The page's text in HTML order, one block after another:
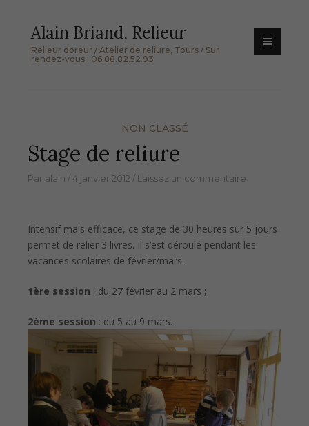
content
Alain Briand, Relieur
Relieur doreur / Atelier de reliure, Tours / Sur
rendez-vous : 06.88.82.52.93
NON CLASSÉ
Stage de reliure
Par alain 4 janvier 2012 Laissez un commentaire
Intensif mais efficace, ce stage de 30 heures sur 5 jours
permet de relier 3 livres. Il s’est déroulé pendant les
vacances scolaires de février/mars.
1ère session : du 27 février au 2 mars ;
2ème session : du 5 au 9 mars.